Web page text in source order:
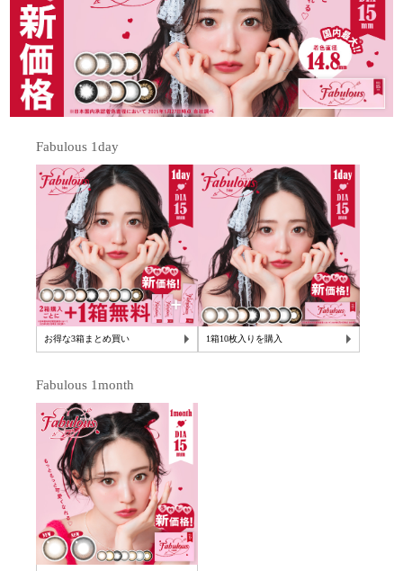
Fabulous 1day
お得な3箱まとめ買い 1箱10枚入りを購入
Fabulous 1month